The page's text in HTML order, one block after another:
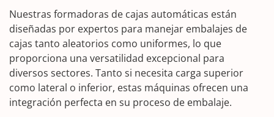
Nuestras formadoras de cajas automáticas están
diseñadas por expertos para manejar embalajes de
cajas tanto aleatorios como uniformes, lo que
proporciona una versatilidad excepcional para
diversos sectores. Tanto si necesita carga superior
como lateral o inferior, estas máquinas ofrecen una
integración perfecta en su proceso de embalaje.